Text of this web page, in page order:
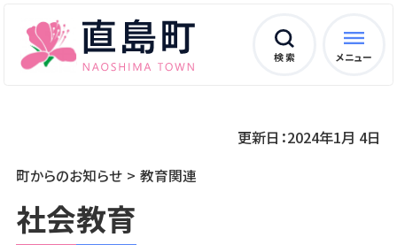
検 索 メニュー
町からのお知らせ 教育関連
更新日：2024年1月 4日
社会教育